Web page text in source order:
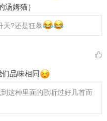
姆猫）
天?还是狂暴
们品味相同
这种里面的歌听过好几首而